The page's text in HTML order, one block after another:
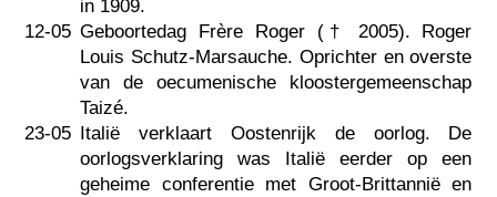
in 1909.
12-05 Geboortedag Frère Roger († 2005). Roger
Louis Schutz-Marsauche. Oprichter en overste
van de oecumenische kloostergemeenschap
Taizé.
23-05 Italië verklaart Oostenrijk de oorlog. De
oorlogsverklaring was Italië eerder op een
geheime conferentie met Groot-Brittannië en